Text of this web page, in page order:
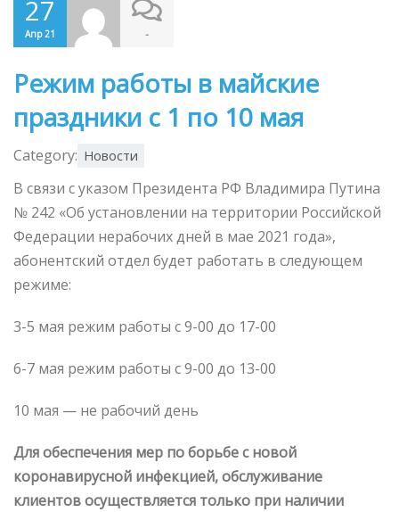
27
Апр 21 -
Режим работы в майские
праздники с 1 по 10 мая
Category: Новости
В связи с указом Президента РФ Владимира Путина
№ 242 «Об установлении на территории Российской
Федерации нерабочих дней в мае 2021 года»,
абонентский отдел будет работать в следующем
режиме:
3-5 мая режим работы с 9-00 до 17-00
6-7 мая режим работы с 9-00 до 13-00
10 мая — не рабочий день
Для обеспечения мер по борьбе с новой
коронавирусной инфекцией, обслуживание
клиентов осуществляется только при наличии